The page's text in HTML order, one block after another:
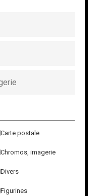
Carte postale
Chromos, imagerie
Divers
Figurines